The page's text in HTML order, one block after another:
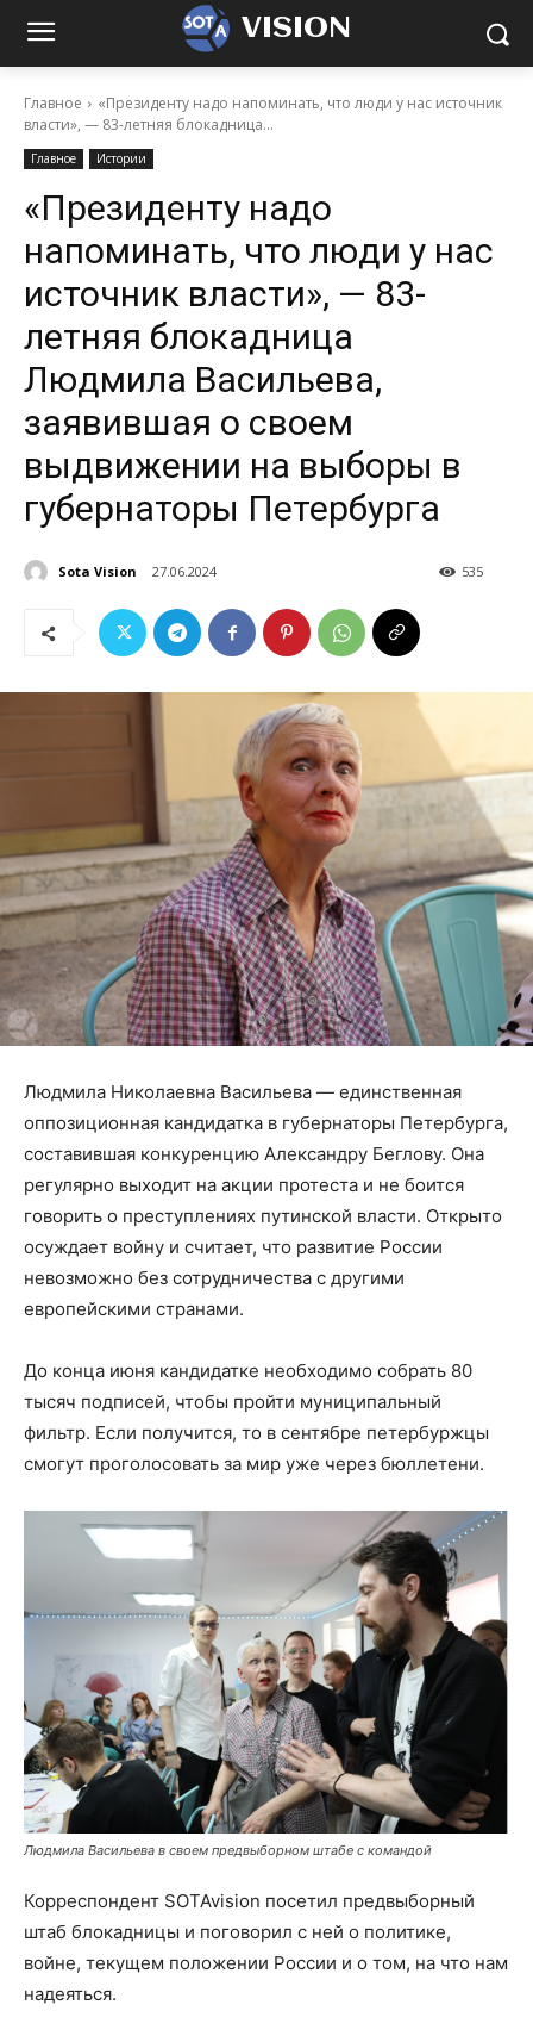
VISION
Главное
«Президенту надо напоминать, что люди у нас источник
власти», — 83-летняя блокадница...
Главное Истории
«Президенту надо
напоминать, что люди у нас
источник власти», — 83-
летняя блокадница
Людмила Васильева,
заявившая о своем
выдвижении на выборы в
губернаторы Петербурга
Sota Vision 27.06.2024 535
Людмила Николаевна Васильева — единственная
оппозиционная кандидатка в губернаторы Петербурга,
составившая конкуренцию Александру Беглову. Она
регулярно выходит на акции протеста и не боится
говорить о преступлениях путинской власти. Открыто
осуждает войну и считает, что развитие России
невозможно без сотрудничества с другими
европейскими странами.
До конца июня кандидатке необходимо собрать 80
тысяч подписей, чтобы пройти муниципальный
фильтр. Если получится, то в сентябре петербуржцы
смогут проголосовать за мир уже через бюллетени.
Людмила Васильева в своем предвыборном штабе с командой
Корреспондент SOTAvision посетил предвыборный
штаб блокадницы и поговорил с ней о политике,
войне, текущем положении России и о том, на что нам
надеяться.